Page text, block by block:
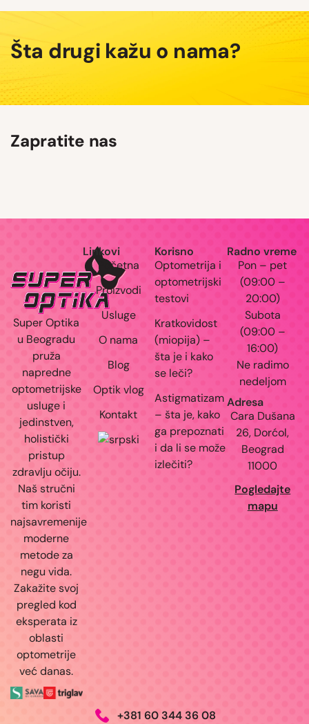
Šta drugi kažu o nama?
Zapratite nas
Zdravlje očiju i nervnog sistema #dioptrija
Super Optika
u Beogradu
pruža
napredne
optometrijske
usluge i
jedinstven,
holistički
pristup
zdravlju očiju.
Naš stručni
tim koristi
najsavremenije
moderne
metode za
negu vida.
Zakažite svoj
pregled kod
eksperata iz
oblasti
optometrije
već danas.
Linkovi
Početna
Proizvodi
Usluge
O nama
Blog
Optik vlog
Kontakt
Korisno
Optometrija i
optometrijski
testovi
Kratkovidost
(miopija) –
šta je i kako
se leči?
Astigmatizam
– šta je, kako
ga prepoznati
i da li se može
izlečiti?
Radno vreme
Pon – pet
(09:00 –
20:00)
Subota
(09:00 –
16:00)
Ne radimo
nedeljom
Adresa
Cara Dušana
26, Dorćol,
Beograd
11000
Pogledajte
mapu
+381 60 344 36 08